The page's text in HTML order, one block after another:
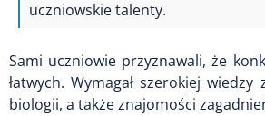
uczniowskie talenty.
Sami uczniowie przyznawali, że
łatwych. Wymagał szerokiej
biologii, a także znajomości